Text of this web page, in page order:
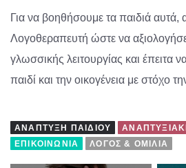
Για να βοηθήσουμε τα παιδιά
Λογοθεραπευτή ώστε να
γλωσσικής λειτουργίας και έπειτα
παιδί και την οικογένεια με στόχο
ΑΝΆΠΤΥΞΗ ΠΑΙΔΙΟΎ
ΕΠΙΚΟΙΝΩΝΊΑ
ΛΌΓΟΣ & ΟΜΙΛΊΑ